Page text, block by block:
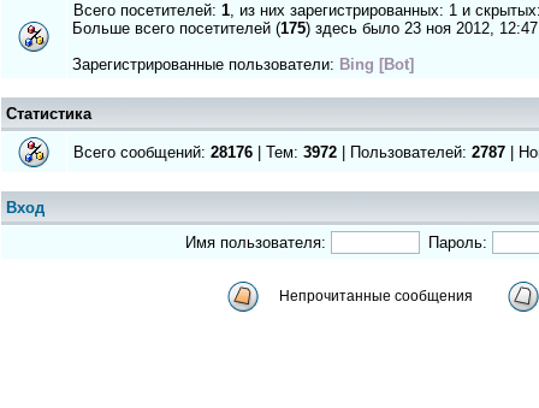
Всего посетителей: 1, из них зарегистрированных: 1 и
Больше всего посетителей (175) здесь было 23 ноя 2012, 12:47
Зарегистрированные пользователи: Bing [Bot]
Статистика
Всего сообщений: 28176 | Тем: 3972 | Пользователей: 2787 |
Вход
Имя пользователя:
Пароль:
Непрочитанные сообщения